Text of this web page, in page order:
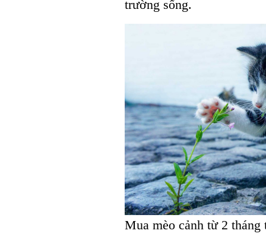
trường sống.
Mua mèo cảnh từ 2 tháng